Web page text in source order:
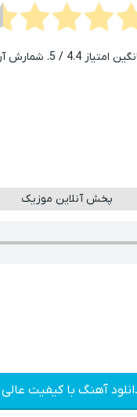
امتیاز 4.4 / 5. شمارش آرا:
پخش آنلاین موزیک
آهنگ با کیفیت عالی 320